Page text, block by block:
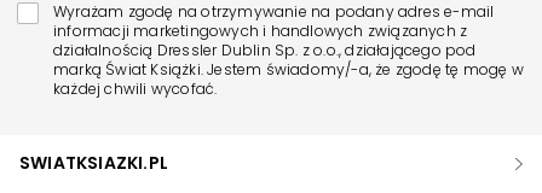
Wyrażam zgodę na otrzymywanie na podany adres e-mail
informacji marketingowych i handlowych związanych z
działalnością Dressler Dublin Sp. z o.o., działającego pod
marką Świat Książki. Jestem świadomy/-a, że zgodę tę mogę w
każdej chwili wycofać.
SWIATKSIAZKI.PL